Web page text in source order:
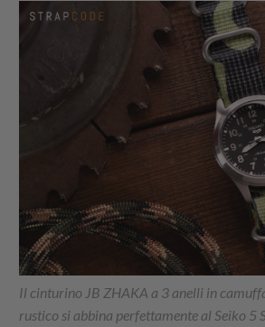
Il cinturino JB ZHAKA a 3 anelli in
rustico si abbina perfettamente al Seiko 5